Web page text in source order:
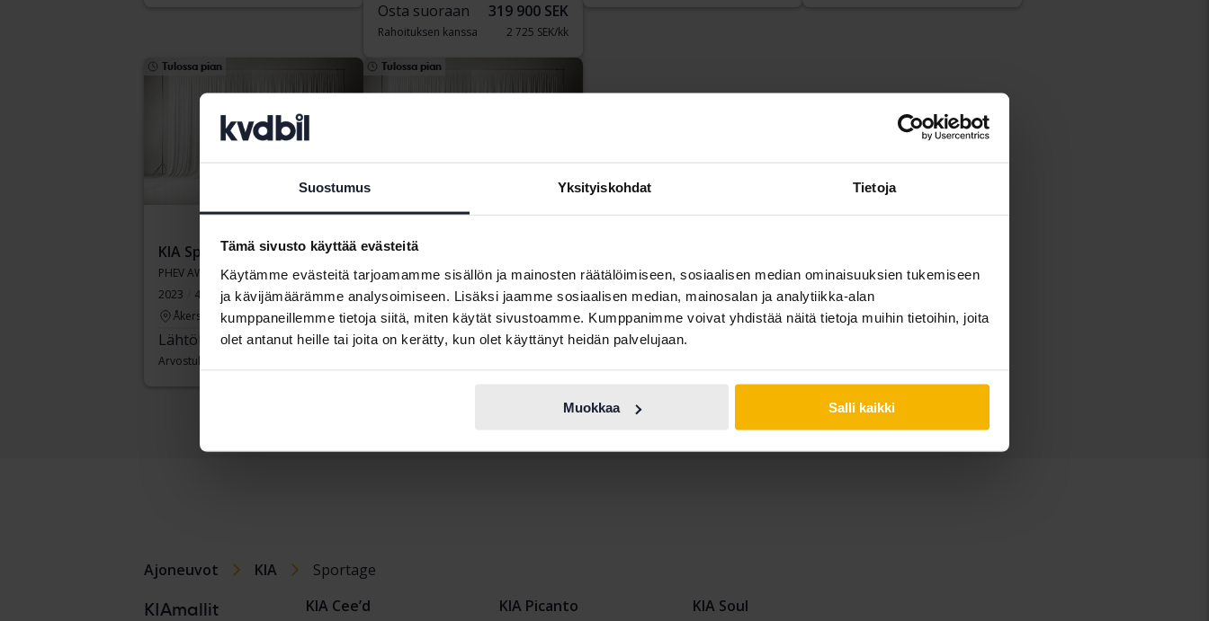
Suostumus Yksityiskohdat Tietoja
Tämä sivusto käyttää evästeitä
Käytämme evästeitä tarjoamamme sisällön ja mainosten räätälöimiseen, sosiaalisen median ominaisuuksien tukemiseen
ja kävijämäärämme analysoimiseen. Lisäksi jaamme sosiaalisen median, mainosalan ja analytiikka-alan
kumppaneillemme tietoja siitä, miten käytät sivustoamme. Kumppanimme voivat yhdistää näitä tietoja muihin tietoihin, joita
olet antanut heille tai joita on kerätty, kun olet käyttänyt heidän palvelujaan.
Muokkaa Salli kaikki
Osta suoraan 319 900 SEK
Rahoituksen kanssa 2 725 SEK/kk
Tulossa pian
KIA Sportage
PHEV AWD
2023
48 030 km
Sähkö/bensiini
Åkersberga (Runö)
Lähtöhinta Tulossa pian
Arvostuksemme on matkalla
Tulossa pian
KIA Sportage
PHEV AWD
2025
Sähkö/bensiini
Linköping (Jägarvallen)
Lähtöhinta Tulossa pian
Näytä 14 of 14 osumia
Ajoneuvot KIA Sportage
KIAmallit
KIA Cee’d
KIA Picanto
KIA Soul